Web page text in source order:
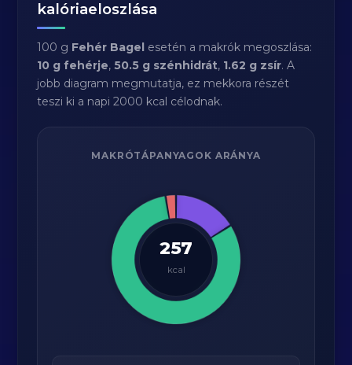
kalóriaeloszlása
100 g Fehér Bagel esetén a makrók megoszlása:
10 g fehérje,50.5 g szénhidrát, 1.62 g zsír. A
jobb diagram megmutatja, ez mekkora részét
teszi ki a napi 2000 kcal célodnak.
MAKRÓTÁPANYAGOK ARÁNYA
257
kcal